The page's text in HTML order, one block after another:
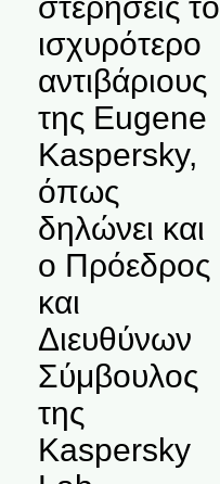
ισχυρότερο
αντιβάριους
της Eugene
Kaspersky,
όπως
δηλώνει και
ο Πρόεδρος
και
Διευθύνων
Σύμβουλος
της
Kaspersky